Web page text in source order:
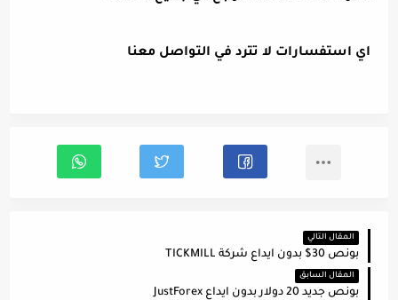
اي استفسارات لا تترد في التواصل معنا
المقال التالي
بونص 30$ بدون ايداع شركة TICKMILL
المقال السابق
بونص جديد 20 دولار بدون ايداع JustForex